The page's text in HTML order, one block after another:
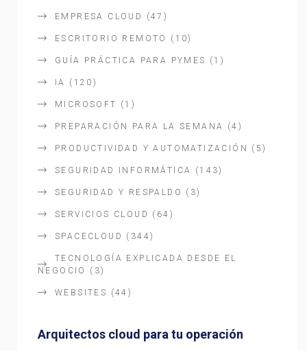
EMPRESA CLOUD (47)
ESCRITORIO REMOTO (10)
GUÍA PRÁCTICA PARA PYMES (1)
IA (120)
MICROSOFT (1)
PREPARACIÓN PARA LA SEMANA (4)
PRODUCTIVIDAD Y AUTOMATIZACIÓN (5)
SEGURIDAD INFORMÁTICA (143)
SEGURIDAD Y RESPALDO (3)
SERVICIOS CLOUD (64)
SPACECLOUD (344)
TECNOLOGÍA EXPLICADA DESDE EL
NEGOCIO
(3)
WEBSITES (44)
Arquitectos cloud para tu operación